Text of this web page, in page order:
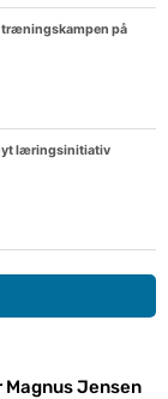
træningskampen på
læringsinitiativ
Magnus Jensen